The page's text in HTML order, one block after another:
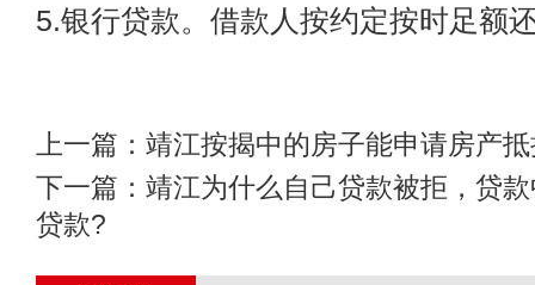
5.银行贷款。借款人按约定按时足额
上一篇： 靖江按揭中的房子能申请房产
下一篇： 靖江为什么自己贷款被拒，贷
贷款?